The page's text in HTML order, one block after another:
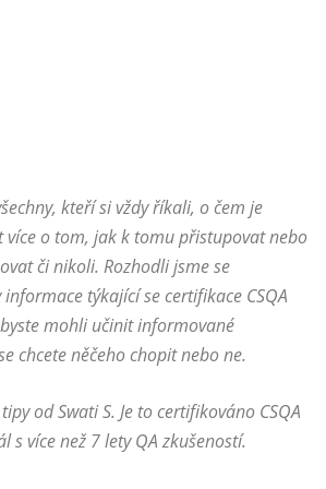
kteří si vždy říkali, o čem je
více o tom, jak k tomu přistupovat nebo
či nikoli. Rozhodli jsme se
týkající se certifikace CSQA
mohli učinit informované
chcete něčeho chopit nebo ne.
od Swati S. Je tocertifikováno CSQA
s více než 7 lety QA zkušeností.